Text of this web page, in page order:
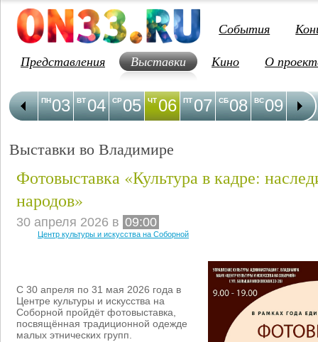
События
Представления
Выставки Кино О
03
ПН 04
ВТ 05
СР 06
ЧТ 07
ПТ 08
СБ 09
ВС 10
ПН
Выставки во Владимире
Фотовыставка «Культура в кадре:
народов»
30 апреля 2026 в 09:00
Центр культуры и искусства на Соборной
С 30 апреля по 31 мая 2026 года в
Центре культуры и искусства на
Соборной пройдёт фотовыставка,
посвящённая традиционной одежде
малых этнических групп.